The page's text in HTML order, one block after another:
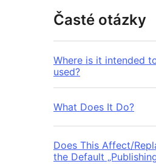
Časté otázky
Where is it intended
used?
What Does It Do?
Does This Affect/
the Default